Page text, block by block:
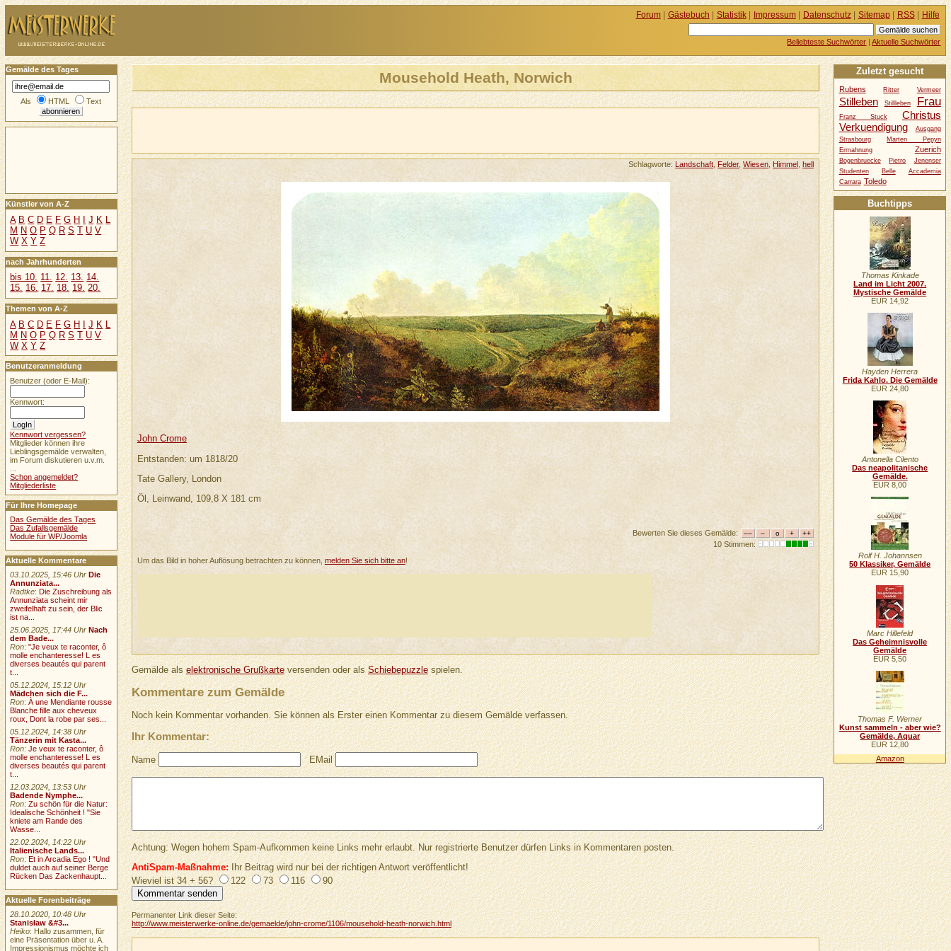
Mousehold Heath, Norwich
Schlagworte: Landschaft Felder,Wiesen Himmel hell
John Crome
Entstanden: um 1818/20
Tate Gallery, London
Öl, Leinwand, 109,8 X 181 cm
Bewerten Sie dieses Gemälde:
10 Stimmen:
Um das Bild in hoher Auflösung betrachten zu können, melden Sie sich bitte an!
Gemälde alselektronische Grußkarteversenden oder alsSchiebepuzzlespielen.
Kommentare zum Gemälde
Noch kein Kommentar vorhanden. Sie können als Erster einen Kommentar zu diesem Gemälde verfassen.
Ihr Kommentar:
Name EMail
Achtung: Wegen hohem Spam-Aufkommen keine Links mehr erlaubt. Nur registrierte Benutzer dürfen Links in Kommentaren posten.
AntiSpam-Maßnahme:Ihr Beitrag wird nur bei der richtigen Antwort veröffentlicht!
Wieviel ist 34 + 56?
122 73 116 90
Permanenter Link dieser Seite:
http://www.meisterwerke-online.de/gemaelde/john-crome/1106/mousehold-heath-norwich.html
Gemälde des Tages
Als HTML Text
Künstler von A-Z
A B C D E F G H J K L
M N O P Q R S T U V
W X Y Z
nach Jahrhunderten
bis 10. 11. 12. 13. 14.
15. 16. 17. 18. 19. 20.
Themen von A-Z
A B C D E F G H I J K L
M N O P Q R S T U V
W X Y Z
Benutzeranmeldung
Benutzer (oder E-Mail):
Kennwort:
Kennwort vergessen?
Mitglieder können ihre
Lieblingsgemälde verwalten,
im Forum diskutieren u.v.m.
Schon angemeldet?
Mitgliederliste
Für Ihre Homepage
Das Gemälde des Tages
Das Zufallsgemälde
Module für WP/Joomla
Aktuelle Kommentare
03.10.2025, 15:46 Uhr Die
Annunziata...
Radtke: Die Zuschreibung als
Annunziata scheint mir
zweifelhaft zu sein, der Blic
ist na...
25.06.2025, 17:44 Uhr Nach
dem Bade...
Ron:"Je veux te raconter, ô
molle enchanteresse! L es
diverses beautés qui parent
t...
05.12.2024, 15:12 Uhr
Mädchen sich die F...
Ron:À une Mendiante rousse
Blanche fille aux cheveux
roux, Dont la robe par ses...
05.12.2024, 14:38 Uhr
Tänzerin mit Kasta...
Ron:Je veux te raconter, ô
molle enchanteresse! L es
diverses beautés qui parent
t...
12.03.2024, 13:53 Uhr
Badende Nymphe...
Ron:Zu schön für die Natur:
Idealische Schönheit ! "Sie
kniete am Rande des
Wasse...
22.02.2024, 14:22 Uhr
Italienische Lands...
Ron:Et in Arcadia Ego ! "Und
duldet auch auf seiner Berge
Rücken Das Zackenhaupt...
Aktuelle Forenbeiträge
28.10.2020, 10:48 Uhr
Stanisław &#3...
Heiko: Hallo zusammen, für
eine Präsentation über u. A.
Impressionismus möchte ich
Forum| Gästebuch | Statistik| Impressum| Datenschutz| Sitemap| RSS| Hilfe
Beliebteste Suchwörter |Aktuelle Suchwörter
Zuletzt gesucht
Rubens Ritter Vermeer
Stilleben Stillleben Frau
Franz Stuck
Christus
Verkuendigung
Ausgang
Strasbourg
Marten Pepyn
Ermahnung
Zuerich
Bogenbruecke Pietro
Jenenser
Studenten
Belle
Accademia
Carrara Toledo
Buchtipps
Thomas Kinkade
Land im Licht 2007.
Mystische Gemälde
EUR 14,92
Hayden Herrera
Frida Kahlo. Die Gemälde
EUR 24,80
Antonella Cilento
Das neapolitanische
Gemälde.
EUR 8,00
Rolf H. Johannsen
50 Klassiker, Gemälde
EUR 15,90
Marc Hillefeld
Das Geheimnisvolle
Gemälde
EUR 5,50
Thomas F. Werner
Kunst sammeln - aber wie?
Gemälde, Aquar
EUR 12,80
Amazon